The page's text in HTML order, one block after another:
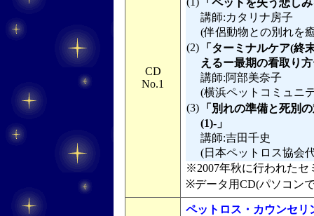
CD
No.1
「ペットを失う悲し
講師:カタリナ房子
(伴侶動物との別れを
(2)
「ターミナルケア(終
えるー最期の看取り
講師:阿部美奈子
(横浜ペットコミュニ
(3)
「別れの準備と死別
(1)-」
講師:吉田千史
(日本ペットロス協会
※2007年秋に行われたセ
※データ用CD(パソコン
ペットロス・カウンセ